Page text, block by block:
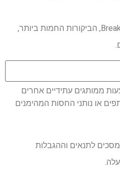
קבל גישה מיידית ל- Breaking News, הביקורות החמות ביותר,
ממותגים עתידיים אחרים
או נותני החסות המהימנים
לתנאים וההגבלות